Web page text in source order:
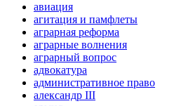
авиация
агитация и памфлеты
аграрная реформа
аграрные волнения
аграрный вопрос
адвокатура
административное право
александр III